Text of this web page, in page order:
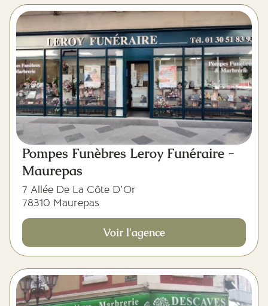
Pompes Funèbres Leroy Funéraire -
Maurepas
7 Allée De La Côte D'Or
78310 Maurepas
Voir l'agence